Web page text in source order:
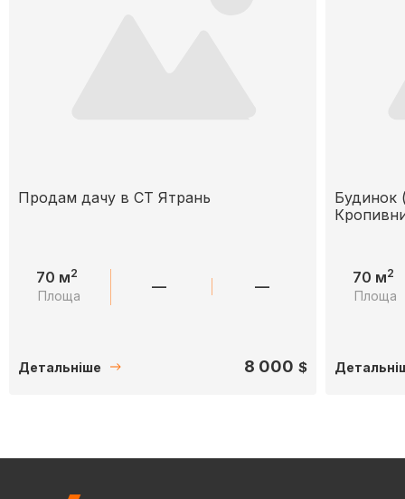
Продам дачу в СТ Ятрань
70 м2
Площа — —
Детальніше 8 000 $
Будинок
70 м2
Площа